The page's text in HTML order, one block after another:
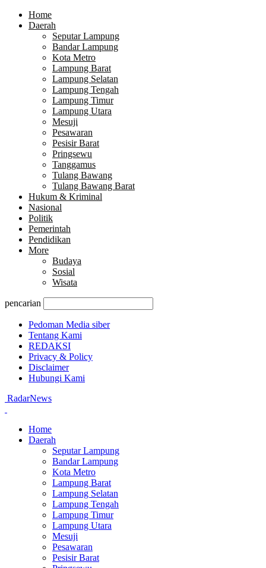
Home
Daerah
Seputar Lampung
Bandar Lampung
Kota Metro
Lampung Barat
Lampung Selatan
Lampung Tengah
Lampung Timur
Lampung Utara
Mesuji
Pesawaran
Pesisir Barat
Pringsewu
Tanggamus
Tulang Bawang
Tulang Bawang Barat
Hukum & Kriminal
Nasional
Politik
Pemerintah
Pendidikan
More
Budaya
Sosial
Wisata
pencarian
Pedoman Media siber
Tentang Kami
REDAKSI
Privacy & Policy
Disclaimer
Hubungi Kami
RadarNews
Home
Daerah
Seputar Lampung
Bandar Lampung
Kota Metro
Lampung Barat
Lampung Selatan
Lampung Tengah
Lampung Timur
Lampung Utara
Mesuji
Pesawaran
Pesisir Barat